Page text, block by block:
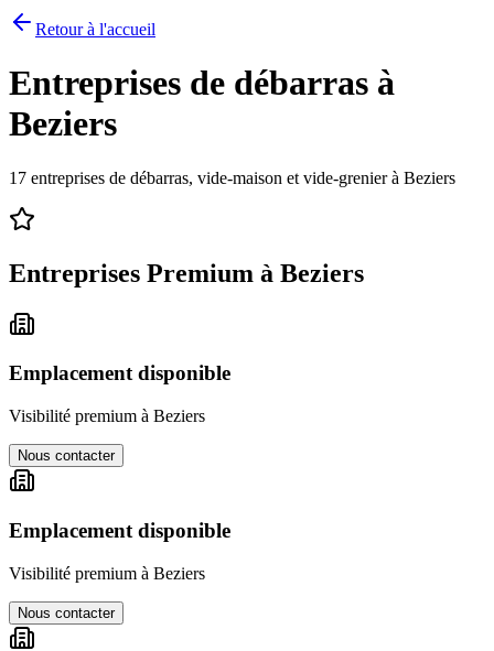
Retour à l'accueil
Entreprises de débarras à
Beziers
17 entreprises de débarras, vide-maison et vide-grenier à Beziers
Entreprises Premium à Beziers
Emplacement disponible
Visibilité premium à Beziers
Nous contacter
Emplacement disponible
Visibilité premium à Beziers
Nous contacter